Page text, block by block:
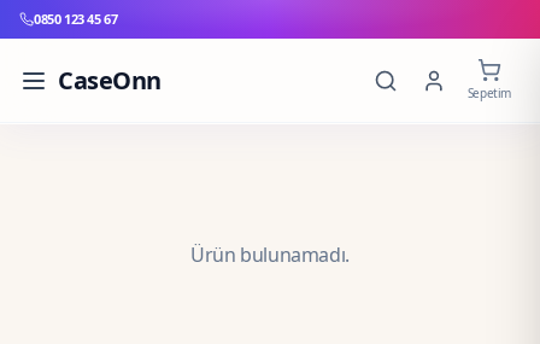
0850 123 45 67
CaseOnn Sepetim
Ürün bulunamadı.